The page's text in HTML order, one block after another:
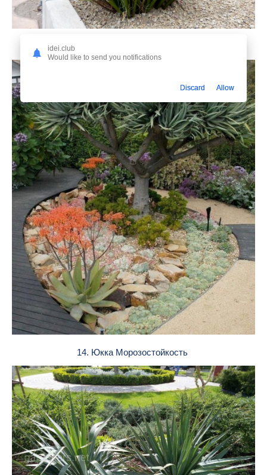
13. Юкка Садовая в ландшафте
14. Юкка Морозостойкость
idei.club
Would like to send you notifications
Discard Allow